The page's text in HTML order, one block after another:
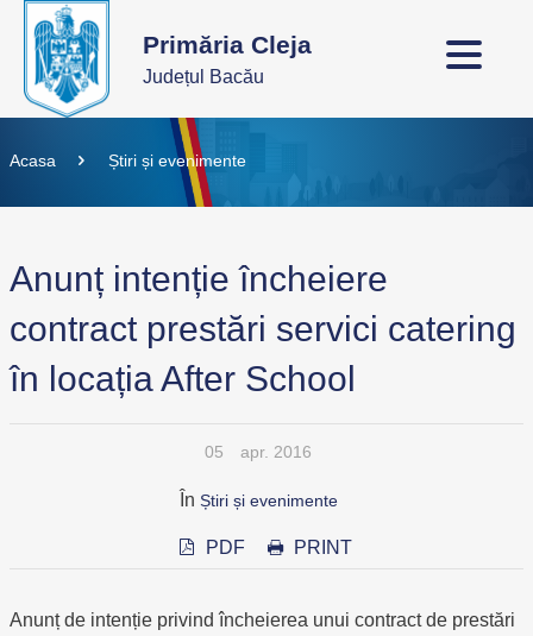
Primăria Cleja
Județul Bacău
Acasa Știri și evenimente
Anunț intenție încheiere
contract prestări servici catering
în locația After School
05 apr. 2016
În Știri și evenimente
PDF PRINT
Anunț de intenție privind încheierea unui contract de prestări